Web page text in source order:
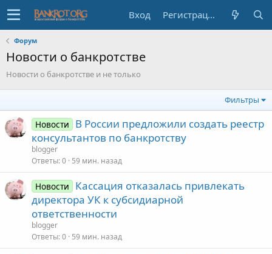
Вход Регистрация
Форум
Новости о банкротстве
Новости о банкротстве и не только
Фильтры
Новости
В России предложили создать реестр
консультантов по банкротству
blogger
Ответы 0 59 мин. назад
Новости
Кассация отказалась привлекать
директора УК к субсидиарной
ответственности
blogger
Ответы 0 59 мин. назад